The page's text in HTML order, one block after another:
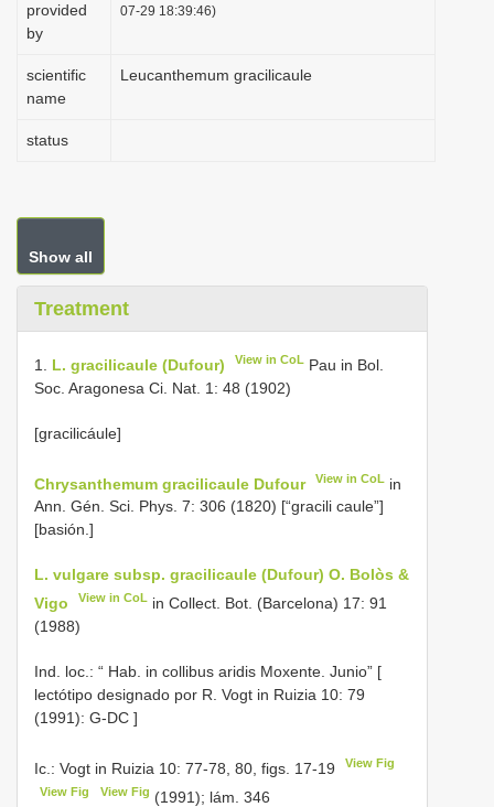
provided
by
07-29 18:39:46)
scientific
name
Leucanthemum gracilicaule
status
Show all
Treatment
1. L. gracilicaule (Dufour) View in CoL Pau in Bol.
Soc. Aragonesa Ci. Nat. 1: 48 (1902)
[gracilicáule]
Chrysanthemum gracilicaule Dufour View in CoL in
Ann. Gén. Sci. Phys. 7: 306 (1820) [“gracili caule”]
[basión.]
L. vulgare subsp. gracilicaule (Dufour) O. Bolòs &
Vigo
View in CoL in Collect. Bot. (Barcelona) 17: 91
(1988)
Ind. loc.: “ Hab. in collibus aridis Moxente. Junio” [
lectótipo designado por R. Vogt in Ruizia 10: 79
(1991): G-DC ]
Ic.: Vogt in Ruizia 10: 77-78, 80, figs. 17-19 View Fig
View Fig View Fig (1991); lám. 346